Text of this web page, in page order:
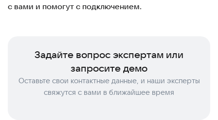
с вами и помогут с подключением.
Задайте вопрос экспертам или
запросите демо
Оставьте свои контактные данные, и наши эксперты
свяжутся с вами в ближайшее время